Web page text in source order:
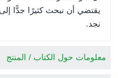
يقتضي أن نبحث كثيرًا جدًّا
نجد.
معلومات حول الكتاب / المنتج